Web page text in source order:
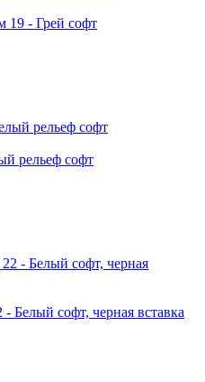
19 - Грей софт
рельеф софт
Белый софт, черная вставка